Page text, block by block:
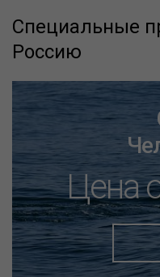
Специальные
Россию
Цена